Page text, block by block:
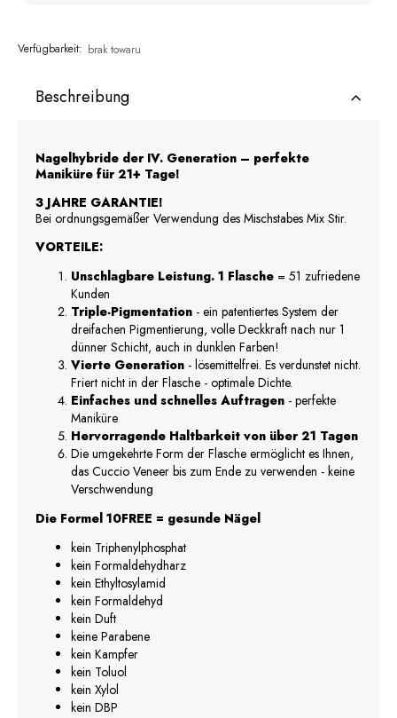
Verfügbarkeit: brak towaru
Beschreibung
Nagelhybride der IV. Generation – perfekte
Maniküre für 21+ Tage!
3 JAHRE GARANTIE!
Bei ordnungsgemäßer Verwendung des Mischstabes Mix Stir.
VORTEILE:
Unschlagbare Leistung. 1 Flasche = 51 zufriedene
Kunden
Triple-Pigmentation - ein patentiertes System der
dreifachen Pigmentierung, volle Deckkraft nach nur 1
dünner Schicht, auch in dunklen Farben!
Vierte Generation - lösemittelfrei. Es verdunstet nicht.
Friert nicht in der Flasche - optimale Dichte.
Einfaches und schnelles Auftragen - perfekte
Maniküre
Hervorragende Haltbarkeit von über 21 Tagen
Die umgekehrte Form der Flasche ermöglicht es Ihnen,
das Cuccio Veneer bis zum Ende zu verwenden - keine
Verschwendung
Die Formel 10FREE = gesunde Nägel
kein Triphenylphosphat
kein Formaldehydharz
kein Ethyltosylamid
kein Formaldehyd
kein Duft
keine Parabene
kein Kampfer
kein Toluol
kein Xylol
kein DBP